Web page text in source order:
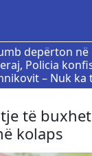
depërton në
Policia
– Nuk ka
të
kolaps